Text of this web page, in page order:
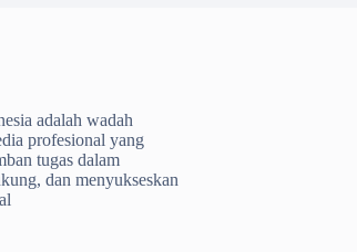
adalah wadah
profesional yang
tugas dalam
dan menyukseskan